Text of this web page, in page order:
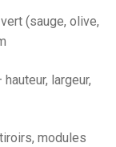
(sauge, olive,
largeur,
modules